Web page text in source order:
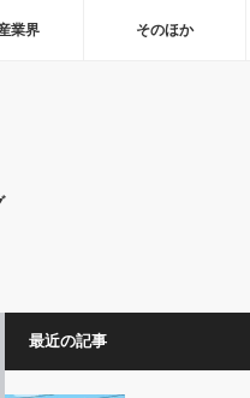
業界 そのほか
最近の記事